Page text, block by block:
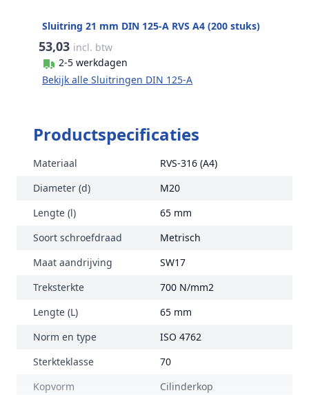
Sluitring 21 mm DIN 125-A RVS A4 (200 stuks)
53,03 incl. btw
2-5 werkdagen
Bekijk alle Sluitringen DIN 125-A
Productspecificaties
Materiaal
RVS-316 (A4)
Diameter (d)
M20
Lengte (l)
65 mm
Soort schroefdraad
Metrisch
Maat aandrijving
SW17
Treksterkte
700 N/mm2
Lengte (L)
65 mm
Norm en type
ISO 4762
Sterkteklasse
70
Kopvorm
Cilinderkop